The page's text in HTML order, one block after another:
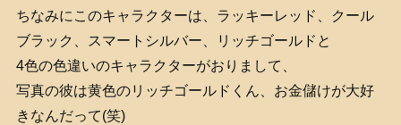
ちなみにこのキャラクターは、ラッキーレッド、クール
ブラック、スマートシルバー、リッチゴールドと
4色の色違いのキャラクターがおりまして、
写真の彼は黄色のリッチゴールドくん、お金儲けが大好
きなんだって(笑)